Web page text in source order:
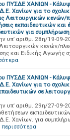
ΠΥΣΔΕ ΧΑΝΙΩΝ -
Χανίων για το
Λειτουργικών κενών/
εκπαιδευτικών
για
υπ’ αριθμ. 28η/19-09-
κενών/
και Ειδικής Αγωγής
ΠΥΣΔΕ ΧΑΝΙΩΝ -
Χανίων για το
σε
υπ’ αριθμ. 29η/27-09-
Χανίων. για
περισσότερα